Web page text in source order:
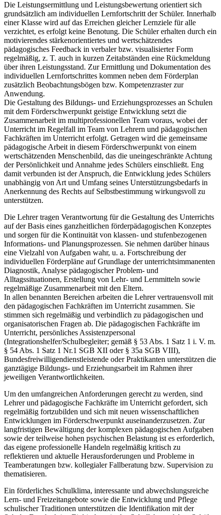
Die Leistungsermittlung und Leistungsbewertung orientiert sich
grundsätzlich am individuellen Lernfortschritt der Schüler. Innerhalb
einer Klasse wird auf das Erreichen gleicher Lernziele für alle
verzichtet, es erfolgt keine Benotung. Die Schüler erhalten durch ein
motivierendes stärkenorientiertes und wertschätzendes
pädagogisches Feedback in verbaler bzw. visualisierter Form
regelmäßig, z. T. auch in kurzen Zeitabständen eine Rückmeldung
über ihren Leistungsstand. Zur Ermittlung und Dokumentation des
individuellen Lernfortschrittes kommen neben dem Förderplan
zusätzlich Beobachtungsbögen bzw. Kompetenzraster zur
Anwendung.
Die Gestaltung des Bildungs- und Erziehungsprozesses an Schulen
mit dem Förderschwerpunkt geistige Entwicklung setzt die
Zusammenarbeit im multiprofessionellen Team voraus, wobei der
Unterricht im Regelfall im Team von Lehrern und pädagogischen
Fachkräften im Unterricht erfolgt. Getragen wird die gemeinsame
pädagogische Arbeit in diesem Förderschwerpunkt von einem
wertschätzenden Menschenbild, das die uneingeschränkte Achtung
der Persönlichkeit und Annahme jedes Schülers einschließt. Eng
damit verbunden ist der Anspruch, die Entwicklung jedes Schülers
unabhängig von Art und Umfang seines Unterstützungsbedarfs in
Anerkennung des Rechts auf Selbstbestimmung wirkungsvoll zu
unterstützen.
Die Lehrer tragen Verantwortung für die Gestaltung des Unterrichts
auf der Basis eines ganzheitlichen förderpädagogischen Konzeptes
und sorgen für die Kontinuität von klassen- und stufenbezogenen
Informations- und Planungsprozessen. Sie nehmen darüber hinaus
eine Vielzahl von Aufgaben wahr, u. a. Fortschreibung der
individuellen Förderpläne auf Grundlage der unterrichtsimmanenten
Diagnostik, Analyse pädagogischer Problem- und
Alltagssituationen, Erstellung von Lehr- und Lernmitteln sowie
regelmäßige Zusammenarbeit mit den Eltern.
In allen benannten Bereichen arbeiten die Lehrer vertrauensvoll mit
den pädagogischen Fachkräften im Unterricht zusammen. Sie
stimmen sich regelmäßig und verbindlich zu pädagogischen und
organisatorischen Fragen ab. Die pädagogischen Fachkräfte im
Unterricht, persönliches Assistenzpersonal
(Integrationshelfer/Schulbegleiter; gemäß § 53 Abs. 1 Satz 1 i. V. m.
§ 54 Abs. 1 Satz 1 Nr.1 SGB XII oder § 35a SGB VIII),
Bundesfreiwilligendienstleistende oder Praktikanten unterstützen die
ganztägige Bildungs- und Erziehungsarbeit im Rahmen ihrer
jeweiligen Verantwortlichkeiten.
Um den umfangreichen Anforderungen gerecht zu werden, sind
Lehrer und pädagogische Fachkräfte im Unterricht gefordert, sich
regelmäßig fortzubilden und sich mit neuen wissenschaftlichen
Entwicklungen im Förderschwerpunkt auseinanderzusetzen. Zur
langfristigen Bewältigung der komplexen pädagogischen Aufgaben
sowie der teilweise hohen psychischen Belastung ist es erforderlich,
das eigene professionelle Handeln regelmäßig kritisch zu
reflektieren und aktuelle Herausforderungen und Probleme in
Teamberatungen bzw. kollegialer Fallberatung bzw. Supervision zu
thematisieren.
Ein förderliches Schulklima, interessante und abwechslungsreiche
Lern- und Freizeitangebote sowie die Entwicklung und Pflege
schulischer Traditionen unterstützen die Identifikation mit der